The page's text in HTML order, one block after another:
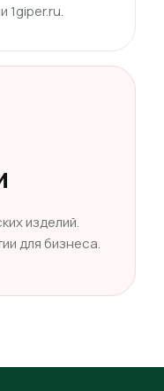
1giper.ru.
изделий.
для бизнеса.